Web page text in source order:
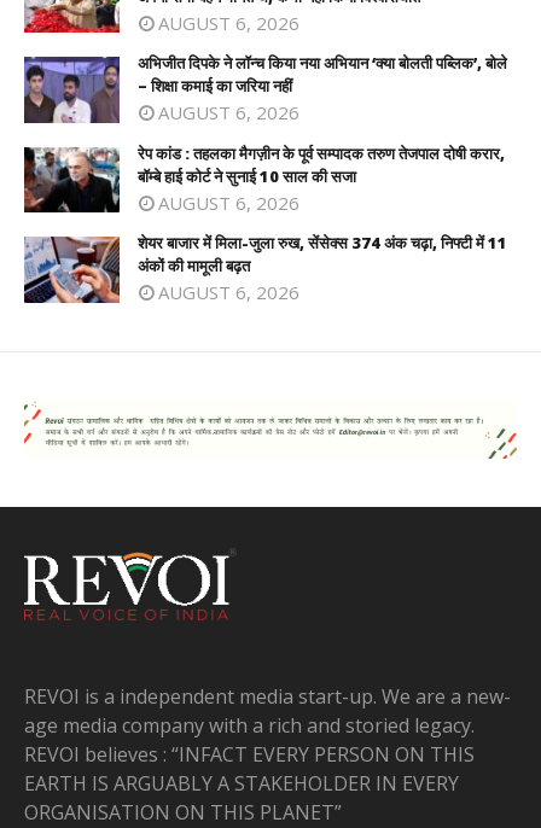
AUGUST 6, 2026
अभिजीत दिपके ने लॉन्च किया नया अभियान ‘क्या बोलती पब्लिक’, बोले
– शिक्षा कमाई का जरिया नहीं
AUGUST 6, 2026
रेप कांड : तहलका मैगज़ीन के पूर्व सम्पादक तरुण तेजपाल दोषी करार,
बॉम्बे हाई कोर्ट ने सुनाई 10 साल की सजा
AUGUST 6, 2026
शेयर बाजार में मिला-जुला रुख, सेंसेक्स 374 अंक चढ़ा, निफ्टी में 11
अंकों की मामूली बढ़त
AUGUST 6, 2026
REVOI is a independent media start-up. We are a new-
age media company with a rich and storied legacy.
REVOI believes : “INFACT EVERY PERSON ON THIS
EARTH IS ARGUABLY A STAKEHOLDER IN EVERY
ORGANISATION ON THIS PLANET”